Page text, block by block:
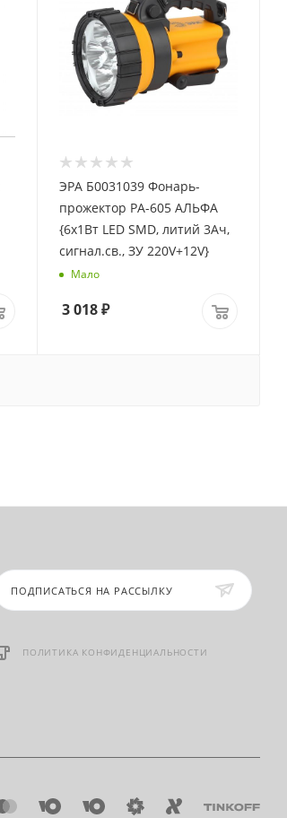
ЭРА Б0031039 Фонарь-
прожектор PA-605 АЛЬФА
{6х1Вт LED SMD, литий 3Ач,
сигнал.св., ЗУ 220V+12V}
Мало
3 018₽
ПОДПИСАТЬСЯ НА РАССЫЛКУ
ПОЛИТИКА КОНФИДЕНЦИАЛЬНОСТИ